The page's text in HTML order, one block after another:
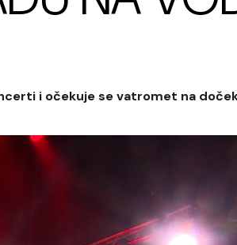
i očekuje se vatromet na